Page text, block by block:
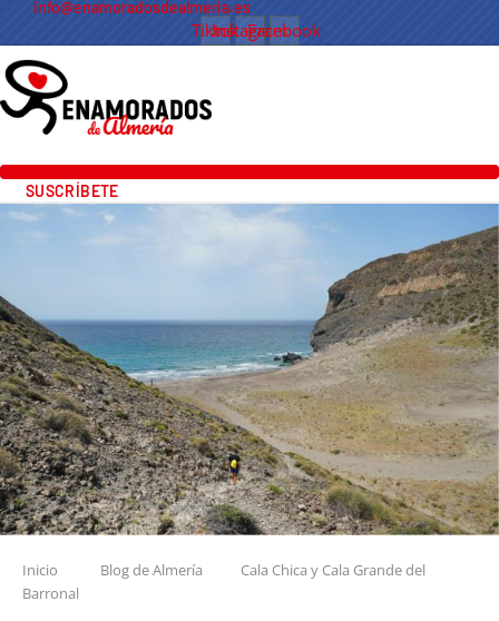
info@enamoradosdealmeria.es
Tiktok
Instagram
Facebook
SUSCRÍBETE
Inicio Blog de Almería
Cala Chica y Cala Grande del
Barronal